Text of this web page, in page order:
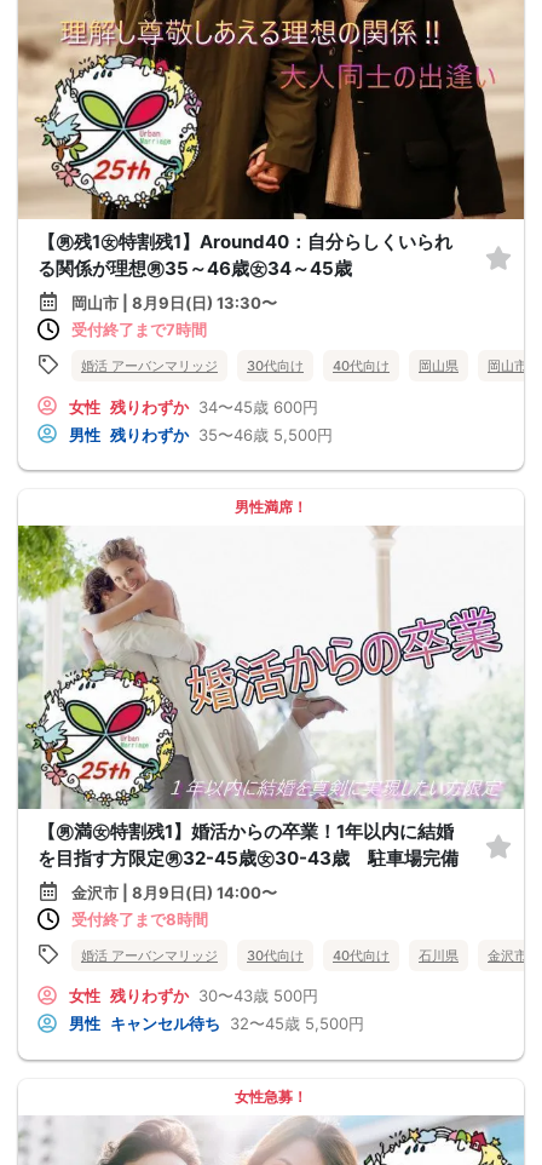
【㊚残1㊛特割残1】Around40：自分らしくいられ
る関係が理想㊚35～46歳㊛34～45歳
岡山市 | 8月9日(日) 13:30〜
受付終了まで7時間
婚活 アーバンマリッジ 30代向け 40代向け 岡山県 岡山市
女性 残りわずか 34〜45歳 600円
男性 残りわずか 35〜46歳 5,500円
男性満席！
【㊚満㊛特割残1】婚活からの卒業！1年以内に結婚
を目指す方限定㊚32-45歳㊛30-43歳 駐車場完備
金沢市 | 8月9日(日) 14:00〜
受付終了まで8時間
婚活 アーバンマリッジ 30代向け 40代向け 石川県 金沢市
女性 残りわずか 30〜43歳 500円
男性 キャンセル待ち 32〜45歳 5,500円
女性急募！